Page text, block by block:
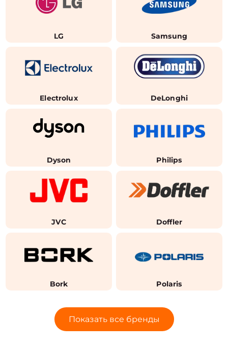
LG Samsung
Electrolux DeLonghi
Dyson Philips
JVC Doffler
Bork Polaris
Показать все бренды